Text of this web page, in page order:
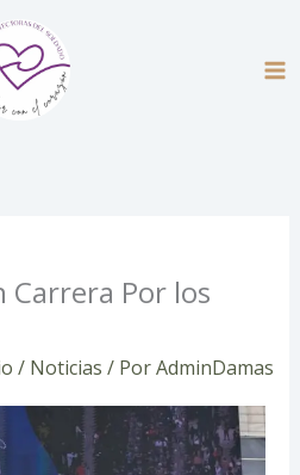
Carrera Por los
/ Noticias / PorAdminDamas